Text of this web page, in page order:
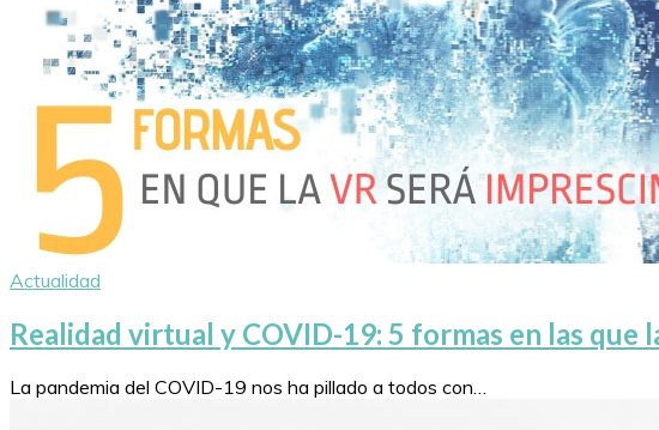
Actualidad
Realidad virtual y COVID-19: 5 formas en las que
La pandemia del COVID-19 nos ha pillado a todos con…